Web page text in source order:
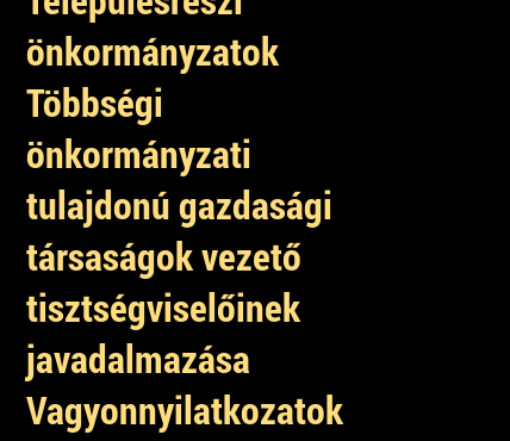
önkormányzatok
Többségi
önkormányzati
tulajdonú gazdasági
társaságok vezető
tisztségviselőinek
javadalmazása
Vagyonnyilatkozatok